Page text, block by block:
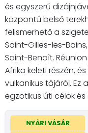
és egyszerű
központú belső
felismerhető a
Saint-Gilles-les-
Saint-Benoît.
Afrika keleti részén,
vulkanikus tájáról. Ez
egzotikus úti célok
NYÁRI VÁSÁR